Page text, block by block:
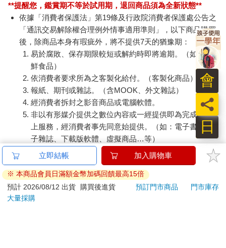
**提醒您，鑑賞期不等於試用期，退回商品須為全新狀態**
依據「消費者保護法」第19條及行政院消費者保護處公告之
「通訊交易解除權合理例外情事適用準則」，以下商品購買
後，除商品本身有瑕疵外，將不提供7天的猶豫期：
易於腐敗、保存期限較短或解約時即將逾期。（如：生
鮮食品）
依消費者要求所為之客製化給付。（客製化商品）
報紙、期刊或雜誌。（含MOOK、外文雜誌）
經消費者拆封之影音商品或電腦軟體。
非以有形媒介提供之數位內容或一經提供即為完成之線
上服務，經消費者事先同意始提供。（如：電子書、電
子雜誌、下載版軟體、虛擬商品…等）
已拆封之個人衛生用品。（如：內衣褲、刮鬍刀、除毛
刀…等）
若非上列種類商品，均享有到貨7天的猶豫期（含例假
日）。
辦理退換貨時，商品（組合商品恕無法接受單獨退貨）必須
立即結帳 加入購物車
※ 本商品會員日滿額金幣加碼回饋最高15倍
預計 2026/08/12 出貨
購買後進貨 預訂門市商品
門市庫存
大量採購
日
員
會